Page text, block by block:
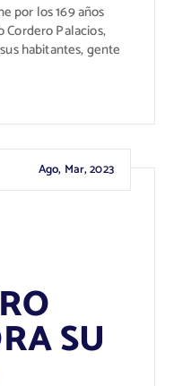
por los 169 años
Palacios,
habitantes, gente
Ago, Mar, 2023
SU